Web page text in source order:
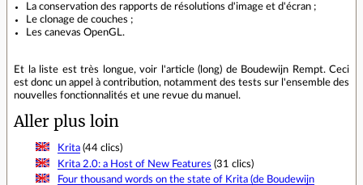
La conservation des rapports de résolutions d'image et d'écran ;
Le clonage de couches ;
Les canevas OpenGL.
Et la liste est très longue, voir l'article (long) de Boudewijn Rempt. Ceci
est donc un appel à contribution, notamment des tests sur l'ensemble des
nouvelles fonctionnalités et une revue du manuel.
Aller plus loin
Krita(44 clics)
Krita 2.0: a Host of New Features (31 clics)
Four thousand words on the state of Krita (de Boudewijn